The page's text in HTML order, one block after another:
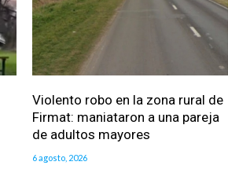
Violento robo en la zona rural de
Firmat: maniataron a una pareja
de adultos mayores
6 agosto, 2026